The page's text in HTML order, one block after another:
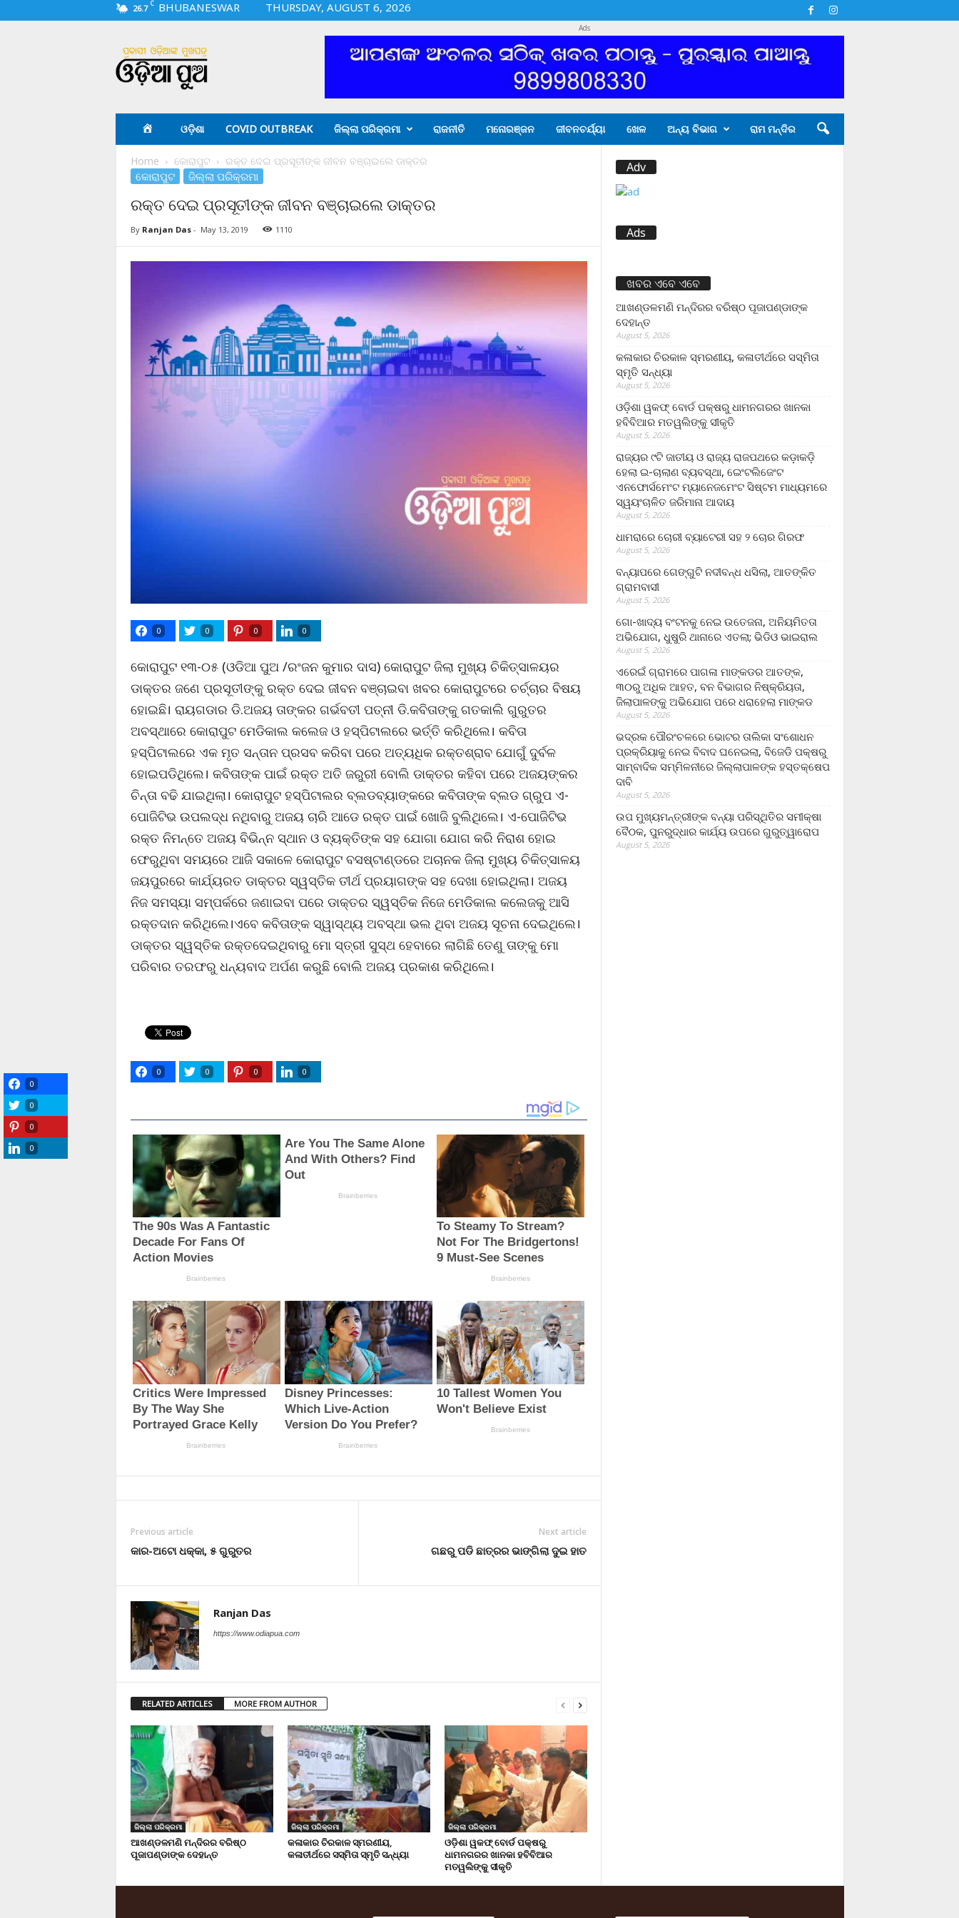
26.7 C BHUBANESWAR
THURSDAY, AUGUST 6, 2026
i
a
Ads
ଓଡ଼ିଶା COVID OUTBREAK ଜିଲ୍ଲା ପରିକ୍ରମା ରାଜନୀତି ମନୋରଞ୍ଜନ ଜୀବନଚର୍ଯ୍ୟା ଖେଳ ଅନ୍ୟ ବିଭାଗ ରାମ ମନ୍ଦିର
Home କୋରାପୁଟ ରକ୍ତ ଦେଇ ପ୍ରସୂତୀଙ୍କ ଜୀବନ ବଞ୍ଚାଇଲେ ଡାକ୍ତର
କୋରାପୁଟ ଜିଲ୍ଲା ପରିକ୍ରମା
ରକ୍ତ ଦେଇ ପ୍ରସୂତୀଙ୍କ ଜୀବନ ବଞ୍ଚାଇଲେ ଡାକ୍ତର
By Ranjan Das- May 13, 2019 1110
0 0 0 0
କୋରାପୁଟ ୧୩-୦୫ (ଓଡିଆ ପୁଅ /ରଂଜନ କୁମାର ଦାସ) କୋରାପୁଟ ଜିଲା ମୁଖ୍ୟ ଚିକିତ୍ସାଳୟର
ଡାକ୍ତର ଜଣେ ପ୍ରସୂତୀଙ୍କୁ ରକ୍ତ ଦେଇ ଜୀବନ ବଞ୍ଚାଇବା ଖବର କୋରାପୁଟରେ ଚର୍ଚ୍ଚାର ବିଷୟ
ହୋଇଛି। ରାୟଗଡାର ଡି.ଅଜୟ ତାଙ୍କର ଗର୍ଭବତୀ ପତ୍ନୀ ଡି.କବିତାଙ୍କୁ ଗତକାଲି ଗୁରୁତର
ଅବସ୍ଥାରେ କୋରାପୁଟ ମେଡିକାଲ କଲେଜ ଓ ହସ୍ପିଟାଲରେ ଭର୍ତ୍ତି କରିଥିଲେ। କବିତା
ହସ୍ପିଟାଲରେ ଏକ ମୃତ ସନ୍ତାନ ପ୍ରସବ କରିବା ପରେ ଅତ୍ୟଧିକ ରକ୍ତଶ୍ରାବ ଯୋଗୁଁ ଦୁର୍ବଳ
ହୋଇପଡିଥିଲେ। କବିତାଙ୍କ ପାଇଁ ରକ୍ତ ଅତି ଜରୁରୀ ବୋଲି ଡାକ୍ତର କହିବା ପରେ ଅଜୟଙ୍କର
ଚିନ୍ତା ବଢି ଯାଇଥିଲା। କୋରାପୁଟ ହସ୍ପିଟାଲର ବ୍ଲଡବ୍ୟାଙ୍କରେ କବିତାଙ୍କ ବ୍ଲଡ ଗ୍ରୁପ ଏ-
ପୋଜିଟିଭ ଉପଲଦ୍ଧ ନଥିବାରୁ ଅଜୟ ଚାରି ଆଡେ ରକ୍ତ ପାଇଁ ଖୋଜି ବୁଲିଥିଲେ। ଏ-ପୋଜିଟିଭ
ରକ୍ତ ନିମନ୍ତେ ଅଜୟ ବିଭିନ୍ନ ସ୍ଥାନ ଓ ବ୍ୟକ୍ତିଙ୍କ ସହ ଯୋଗା ଯୋଗ କରି ନିରାଶ ହୋଇ
ଫେରୁଥିବା ସମୟରେ ଆଜି ସକାଳେ କୋରାପୁଟ ବସଷ୍ଟାଣ୍ଡରେ ଅଚାନକ ଜିଲା ମୁଖ୍ୟ ଚିକିତ୍ସାଳୟ
ଜୟପୁରରେ କାର୍ଯ୍ୟରତ ଡାକ୍ତର ସ୍ୱସ୍ତିକ ତୀର୍ଥ ପ୍ରୟାଗଙ୍କ ସହ ଦେଖା ହୋଇଥିଲା। ଅଜୟ
ନିଜ ସମସ୍ୟା ସମ୍ପର୍କରେ ଜଣାଇବା ପରେ ଡାକ୍ତର ସ୍ୱସ୍ତିକ ନିଜେ ମେଡିକାଲ କଲେଜକୁ ଆସି
ରକ୍ତଦାନ କରିଥିଲେ।ଏବେ କବିତାଙ୍କ ସ୍ୱାସ୍ଥ୍ୟ ଅବସ୍ଥା ଭଲ ଥିବା ଅଜୟ ସୂଚନା ଦେଇଥିଲେ।
ଡାକ୍ତର ସ୍ୱସ୍ତିକ ରକ୍ତଦେଇଥିବାରୁ ମୋ ସ୍ତ୍ରୀ ସୁସ୍ଥ ହେବାରେ ଲାଗିଛି ତେଣୁ ତାଙ୍କୁ ମୋ
ପରିବାର ତରଫରୁ ଧନ୍ୟବାଦ ଅର୍ପଣ କରୁଛି ବୋଲି ଅଜୟ ପ୍ରକାଶ କରିଥିଲେ।
0 0 0 0
Previous article
କାର-ଅଟୋ ଧକ୍କା, ୫ ଗୁରୁତର
Next article
ଗଛରୁ ପଡି ଛାତ୍ରର ଭାଙ୍ଗିଲା ଦୁଇ ହାତ
Ranjan Das
https://www.odiapua.com
RELATED ARTICLES MORE FROM AUTHOR
ଜିଲ୍ଲା ପରିକ୍ରମା
ଆଖଣ୍ଡଳମଣି ମନ୍ଦିରର ବରିଷ୍ଠ
ପୂଜାପଣ୍ଡାଙ୍କ ଦେହାନ୍ତ
ଜିଲ୍ଲା ପରିକ୍ରମା
କଳାକାର ଚିରକାଳ ସ୍ମରଣୀୟ,
କଳାତୀର୍ଥରେ ସସ୍ମିତା ସ୍ମୃତି ସନ୍ଧ୍ୟା
ଜିଲ୍ଲା ପରିକ୍ରମା
ଓଡ଼ିଶା ୱକଫ୍ ବୋର୍ଡ ପକ୍ଷରୁ
ଧାମନଗରର ଖାନକା ହବିବିଆର
ମତୱଲିଙ୍କୁ ସୀକୃତି
Adv
Ads
ଖବର ଏବେ ଏବେ
ଆଖଣ୍ଡଳମଣି ମନ୍ଦିରର ବରିଷ୍ଠ ପୂଜାପଣ୍ଡାଙ୍କ
ଦେହାନ୍ତ
August 5, 2026
କଳାକାର ଚିରକାଳ ସ୍ମରଣୀୟ, କଳାତୀର୍ଥରେ ସସ୍ମିତା
ସ୍ମୃତି ସନ୍ଧ୍ୟା
August 5, 2026
ଓଡ଼ିଶା ୱକଫ୍ ବୋର୍ଡ ପକ୍ଷରୁ ଧାମନଗରର ଖାନକା
ହବିବିଆର ମତୱଲିଙ୍କୁ ସୀକୃତି
August 5, 2026
ରାଜ୍ୟର ୯ଟି ଜାତୀୟ ଓ ରାଜ୍ୟ ରାଜପଥରେ କଡ଼ାକଡ଼ି
ହେଲା ଇ-ଚାଲାଣ ବ୍ୟବସ୍ଥା, ଇେଂଟଲିଜେଂଟ
ଏନଫୋର୍ସମେଂଟ ମ୍ୟାନେଜମେଂଟ ସିଷ୍ଟମ ମାଧ୍ୟମରେ
ସ୍ୱୟଂଚାଳିତ ଜରିମାନା ଆଦାୟ
August 5, 2026
ଧାମରାରେ ଚୋରୀ ବ୍ୟାଟେରୀ ସହ ୨ ଚୋର ଗିରଫ
August 5, 2026
ବନ୍ୟାପରେ ଗେଙ୍ଗୁଟି ନଦୀବନ୍ଧ ଧସିଲା, ଆତଙ୍କିତ
ଗ୍ରାମବାସୀ
August 5, 2026
ଗୋ-ଖାଦ୍ୟ ବଂଟନକୁ ନେଇ ଉତେଜନା, ଅନିୟମିତତା
ଅଭିଯୋଗ, ଧୁଷୁରି ଥାନାରେ ଏତଲା; ଭିଡିଓ ଭାଇରାଲ
August 5, 2026
ଏରେଇଁ ଗ୍ରାମରେ ପାଗଳା ମାଙ୍କଡର ଆତଙ୍କ,
୩୦ରୁ ଅଧିକ ଆହତ, ବନ ବିଭାଗର ନିଷ୍କ୍ରିୟତା,
ଜିଲାପାଳଙ୍କୁ ଅଭିଯୋଗ ପରେ ଧରାହେଲା ମାଙ୍କଡ
August 5, 2026
ଭଦ୍ରକ ପୌରଂଚଳରେ ଭୋଟର ତାଲିକା ସଂଶୋଧନ
ପ୍ରକ୍ରିୟାକୁ ନେଇ ବିବାଦ ଘନେଇଲା, ବିଜେଡି ପକ୍ଷରୁ
ସାମ୍ବାଦିକ ସମ୍ମିଳନୀରେ ଜିଲ୍ଲାପାଳଙ୍କ ହସ୍ତକ୍ଷେପ
ଦାବି
August 5, 2026
ଉପ ମୁଖ୍ୟମନ୍ତ୍ରୀଙ୍କ ବନ୍ୟା ପରିସ୍ଥିତିର ସମୀକ୍ଷା
ବୈଠକ, ପୁନରୁଦ୍ଧାର କାର୍ଯ୍ୟ ଉପରେ ଗୁରୁତ୍ୱାରୋପ
August 5, 2026
0
0
0
0